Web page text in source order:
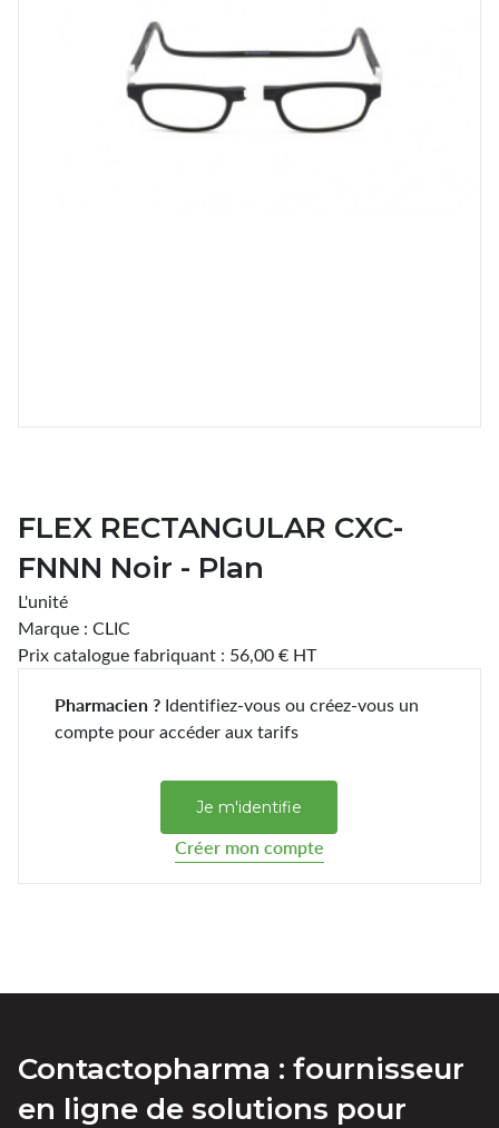
Spray désinfectant lunettes
Désinfection UV/UVC (LED,
rayonnement)
FLEX RECTANGULAR CXC-
FNNN Noir - Plan
L'unité
Marque : CLIC
Prix catalogue fabriquant : 56,00 € HT
Pharmacien ? Identifiez-vous ou créez-vous un
compte pour accéder aux tarifs
Je m'identifie
Créer mon compte
Contactopharma : fournisseur
en ligne de solutions pour